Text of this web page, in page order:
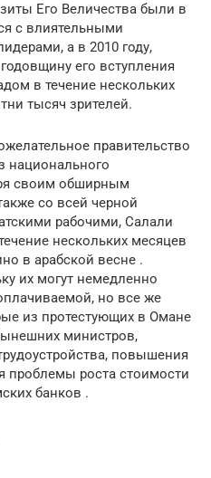
Его Величества были в
с влиятельными
а в 2010 году,
его вступления
в течение нескольких
тысяч зрителей.
правительство
национального
своим обширным
со всей черной
рабочими, Салали
нескольких месяцев
в арабской весне .
их могут немедленно
но все же
из протестующих в Омане
министров,
повышения
проблемы роста стоимости
банков .